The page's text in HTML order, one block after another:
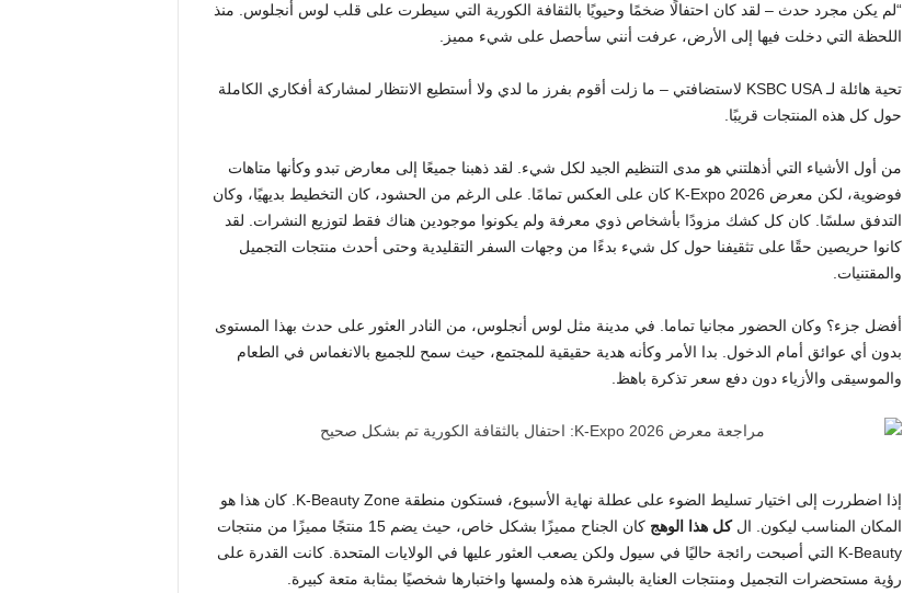
“لم يكن مجرد حدث – لقد كان احتفالًا ضخمًا وحيويًا بالثقافة الكورية التي سيطرت على قلب لوس أنجلوس. منذ
اللحظة التي دخلت فيها إلى الأرض، عرفت أنني سأحصل على شيء مميز.
تحية هائلة لـ KSBC USA لاستضافتي – ما زلت أقوم بفرز ما لدي ولا أستطيع الانتظار لمشاركة أفكاري الكاملة
حول كل هذه المنتجات قريبًا.
من أول الأشياء التي أذهلتني هو مدى التنظيم الجيد لكل شيء. لقد ذهبنا جميعًا إلى معارض تبدو وكأنها متاهات
فوضوية، لكن معرض K-Expo 2026 كان على العكس تمامًا. على الرغم من الحشود، كان التخطيط بديهيًا، وكان
التدفق سلسًا. كان كل كشك مزودًا بأشخاص ذوي معرفة ولم يكونوا موجودين هناك فقط لتوزيع النشرات. لقد
كانوا حريصين حقًا على تثقيفنا حول كل شيء بدءًا من وجهات السفر التقليدية وحتى أحدث منتجات التجميل
والمقتنيات.
أفضل جزء؟ وكان الحضور مجانيا تماما. في مدينة مثل لوس أنجلوس، من النادر العثور على حدث بهذا المستوى
بدون أي عوائق أمام الدخول. بدا الأمر وكأنه هدية حقيقية للمجتمع، حيث سمح للجميع بالانغماس في الطعام
والموسيقى والأزياء دون دفع سعر تذكرة باهظ.
إذا اضطررت إلى اختيار تسليط الضوء على عطلة نهاية الأسبوع، فستكون منطقة K-Beauty Zone. كان هذا هو
المكان المناسب ليكون. الكل هذا الوهج
كان الجناح مميزًا بشكل خاص، حيث يضم 15 منتجًا مميزًا من منتجات
K-Beauty التي أصبحت رائجة حاليًا في سيول ولكن يصعب العثور عليها في الولايات المتحدة. كانت القدرة على
رؤية مستحضرات التجميل ومنتجات العناية بالبشرة هذه ولمسها واختبارها شخصيًا بمثابة متعة كبيرة.